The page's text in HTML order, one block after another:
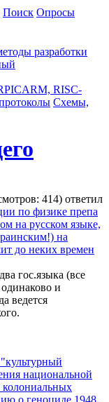
Поиск Опросы
разработки
PICARM, RISC-
Схемы,
414) ответил
по физике препа
на русском языке,
на
до неких времен
гос.языка (все
и
ведется
национальной